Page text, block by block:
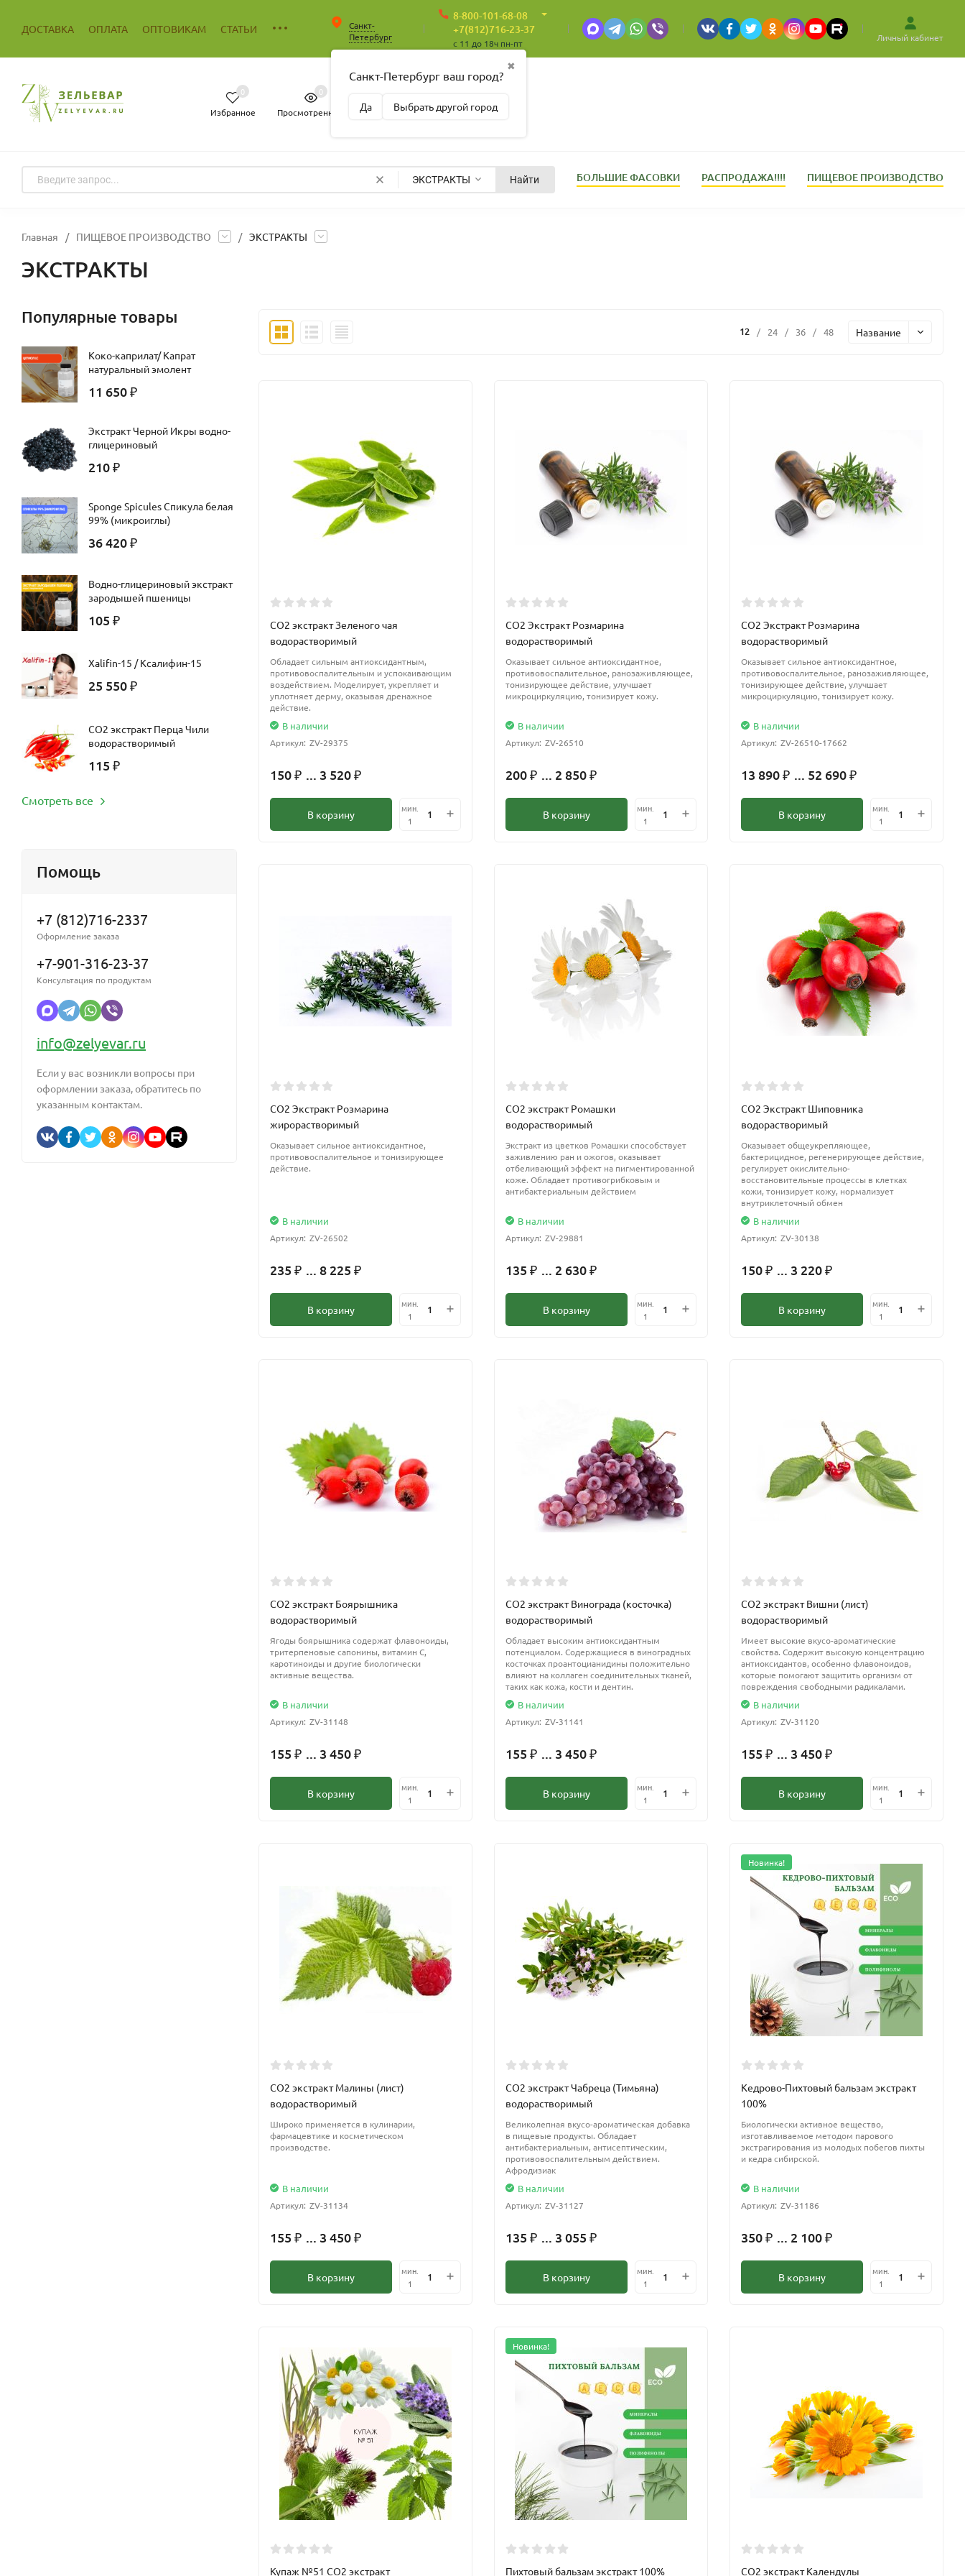
ДОСТАВКА ОПЛАТА ОПТОВИКАМ СТАТЬИ
Санкт-
Петербург
✖
Санкт-Петербург ваш город?
Да Выбрать другой город
8-800-101-68-08
+7(812)716-23-37
c 11 до 18ч пн-пт
Личный кабинет
Избранное
0
Просмотренные
0
Пусто
ЭКСТРАКТЫ Найти БОЛЬШИЕ ФАСОВКИ РАСПРОДАЖА!!!! ПИЩЕВОЕ ПРОИЗВОДСТВО
Главная / ПИЩЕВОЕ ПРОИЗВОДСТВО / ЭКСТРАКТЫ
ЭКСТРАКТЫ
Популярные товары
Коко-каприлат/ Капрат
натуральный эмолент
11 650 ₽
Экстракт Черной Икры водно-
глицериновый
210 ₽
Sponge Spicules Спикула белая
99% (микроиглы)
36 420 ₽
Водно-глицериновый экстракт
зародышей пшеницы
105 ₽
Xalifin-15 / Ксалифин-15
25 550 ₽
СО2 экстракт Перца Чили
водорастворимый
115 ₽
Смотреть все
Помощь
+7 (812)716-2337
Оформление заказа
+7-901-316-23-37
Консультация по продуктам
info@zelyevar.ru
Если у вас возникли вопросы при
оформлении заказа, обратитесь по
указанным контактам.
12 / 24 / 36 / 48 Название
CO2 экстракт Зеленого чая
водорастворимый
Обладает сильным антиоксидантным,
противовоспалительным и успокаивающим
воздействием. Моделирует, укрепляет и
уплотняет дерму, оказывая дренажное
действие.
В наличии
Артикул: ZV-29375
150 ₽ ... 3 520 ₽
В корзину
мин.
1
CO2 Экстракт Розмарина
водорастворимый
Оказывает сильное антиоксидантное,
противовоспалительное, ранозаживляющее,
тонизирующее действие, улучшает
микроциркуляцию, тонизирует кожу.
В наличии
Артикул: ZV-26510
200 ₽ ... 2 850 ₽
В корзину
мин.
1
CO2 Экстракт Розмарина
водорастворимый
Оказывает сильное антиоксидантное,
противовоспалительное, ранозаживляющее,
тонизирующее действие, улучшает
микроциркуляцию, тонизирует кожу.
В наличии
Артикул: ZV-26510-17662
13 890 ₽ ... 52 690 ₽
В корзину
мин.
1
CO2 Экстракт Розмарина
жирорастворимый
Оказывает сильное антиоксидантное,
противовоспалительное и тонизирующее
действие.
В наличии
Артикул: ZV-26502
235 ₽ ... 8 225 ₽
В корзину
мин.
1
CO2 экстракт Ромашки
водорастворимый
Экстракт из цветков Ромашки способствует
заживлению ран и ожогов, оказывает
отбеливающий эффект на пигментированной
коже. Обладает противогрибковым и
антибактериальным действием
В наличии
Артикул: ZV-29881
135 ₽ ... 2 630 ₽
В корзину
мин.
1
CO2 Экстракт Шиповника
водорастворимый
Оказывает общеукрепляющее,
бактерицидное, регенерирующее действие,
регулирует окислительно-
восстановительные процессы в клетках
кожи, тонизирует кожу, нормализует
внутриклеточный обмен
В наличии
Артикул: ZV-30138
150 ₽ ... 3 220 ₽
В корзину
мин.
1
CО2 экстракт Боярышника
водорастворимый
Ягоды боярышника содержат флавоноиды,
тритерпеновые сапонины, витамин С,
каротиноиды и другие биологически
активные вещества.
В наличии
Артикул: ZV-31148
155 ₽ ... 3 450 ₽
В корзину
мин.
1
CО2 экстракт Винограда (косточка)
водорастворимый
Обладает высоким антиоксидантным
потенциалом. Содержащиеся в виноградных
косточках проантоцианидины положительно
влияют на коллаген соединительных тканей,
таких как кожа, кости и дентин.
В наличии
Артикул: ZV-31141
155 ₽ ... 3 450 ₽
В корзину
мин.
1
CО2 экстракт Вишни (лист)
водорастворимый
Имеет высокие вкусо-ароматические
свойства. Содержит высокую концентрацию
антиоксидантов, особенно флавоноидов,
которые помогают защитить организм от
повреждения свободными радикалами.
В наличии
Артикул: ZV-31120
155 ₽ ... 3 450 ₽
В корзину
мин.
1
CО2 экстракт Малины (лист)
водорастворимый
Широко применяется в кулинарии,
фармацевтике и косметическом
производстве.
В наличии
Артикул: ZV-31134
155 ₽ ... 3 450 ₽
В корзину
мин.
1
CО2 экстракт Чабреца (Тимьяна)
водорастворимый
Великолепная вкусо-ароматическая добавка
в пищевые продукты. Обладает
антибактериальным, антисептическим,
противовоспалительным действием.
Афродизиак
В наличии
Артикул: ZV-31127
135 ₽ ... 3 055 ₽
В корзину
мин.
1
Новинка!
Кедрово-Пихтовый бальзам экстракт
100%
Биологически активное вещество,
изготавливаемое методом парового
экстрагирования из молодых побегов пихты
и кедра сибирской.
В наличии
Артикул: ZV-31186
350 ₽ ... 2 100 ₽
В корзину
мин.
1
Купаж №51 CO2 экстракт
Новинка!
Пихтовый бальзам экстракт 100% СO2 экстракт Календулы